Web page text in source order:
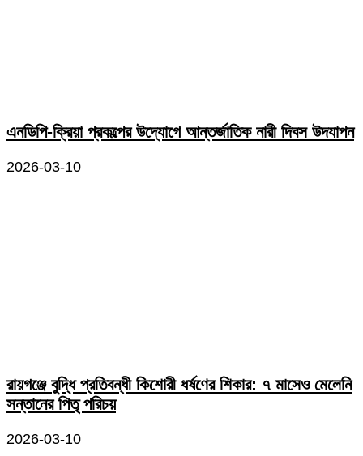
এনডিপি-ক্রিয়া প্রকল্পের উদ্যোগে আন্তর্জাতিক নারী দিবস উদযাপন
2026-03-10
রায়গঞ্জে বুদ্ধি প্রতিবন্ধী কিশোরী ধর্ষণের শিকার: ৭ মাসেও মেলেনি
সন্তানের পিতৃ পরিচয়
2026-03-10